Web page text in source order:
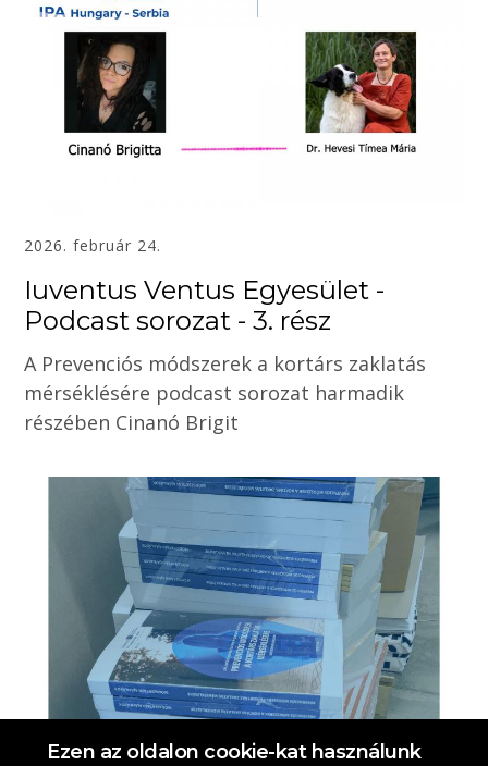
2026. február 24.
Iuventus Ventus Egyesület -
Podcast sorozat - 3. rész
A Prevenciós módszerek a kortárs zaklatás
mérséklésére podcast sorozat harmadik
részében Cinanó Brigit
2026. február 22.
Ezen az oldalon cookie-kat használunk